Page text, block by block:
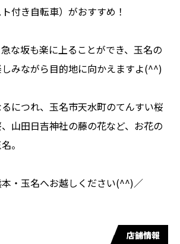
付き自転車）がおすすめ！
な坂も楽に上ることができ、玉名の
みながら目的地に向かえますよ(^^)
につれ、玉名市天水町のてんすい桜
山田日吉神社の藤の花など、お花の
。
・玉名へお越しください(^^)／
店舗情報